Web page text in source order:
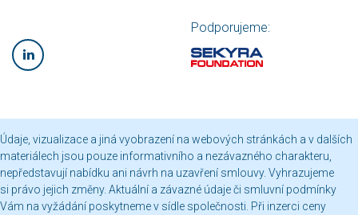
Podporujeme:
Údaje, vizualizace a jiná vyobrazení na webových stránkách a v dalších
materiálech jsou pouze informativního a nezávazného charakteru,
nepředstavují nabídku ani návrh na uzavření smlouvy. Vyhrazujeme
si právo jejich změny. Aktuální a závazné údaje či smluvní podmínky
Vám na vyžádání poskytneme v sídle společnosti. Při inzerci ceny